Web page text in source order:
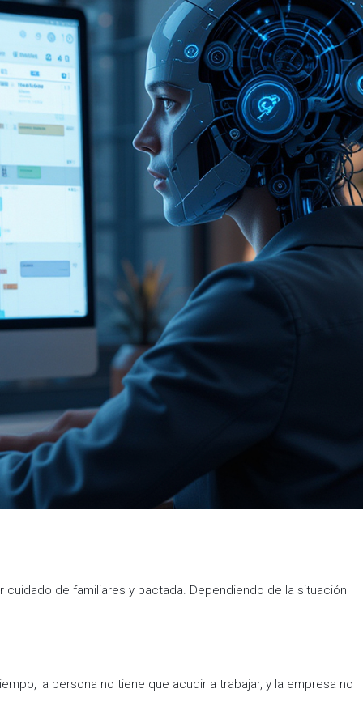
de familiares y pactada. Dependiendo de la situación
la persona no tiene que acudir a trabajar, y la empresa no